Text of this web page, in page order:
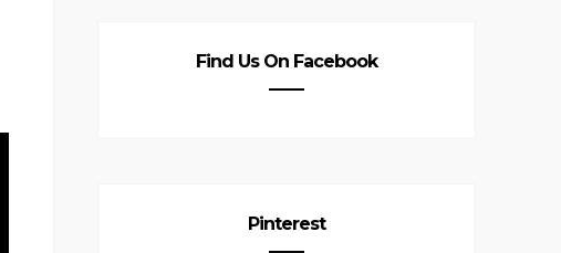
Find Us On Facebook
Pinterest